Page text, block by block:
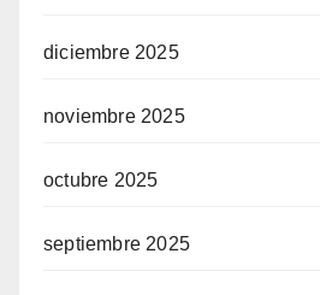
diciembre 2025
noviembre 2025
octubre 2025
septiembre 2025